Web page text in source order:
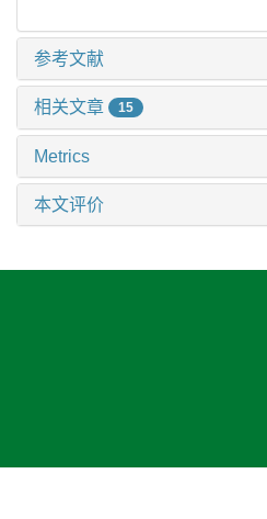
参考文献
相关文章 15
Metrics
本文评价